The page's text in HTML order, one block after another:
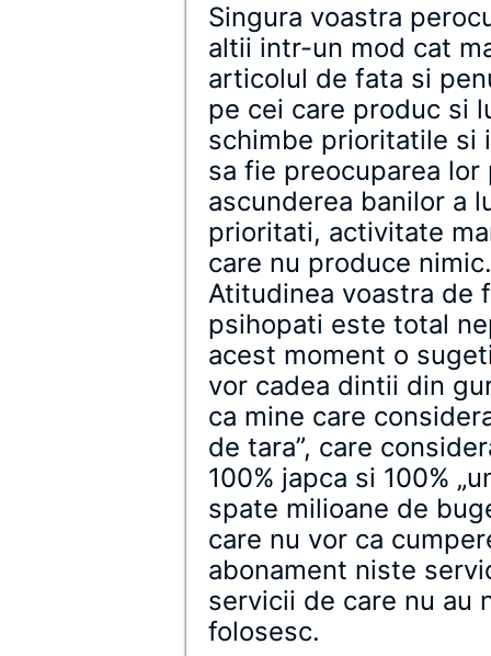
Singura voastra
altii intr-un mod cat
articolul de fata si
pe cei care produc si
schimbe prioritatile si
sa fie preocuparea
ascunderea banilor a
prioritati, activitate
care nu produce nimic.
Atitudinea voastra de
psihopati este total
acest moment o
vor cadea dintii din
ca mine care
de tara”, care
100% japca si 100%
spate milioane de
care nu vor ca
abonament niste
servicii de care nu au
folosesc.